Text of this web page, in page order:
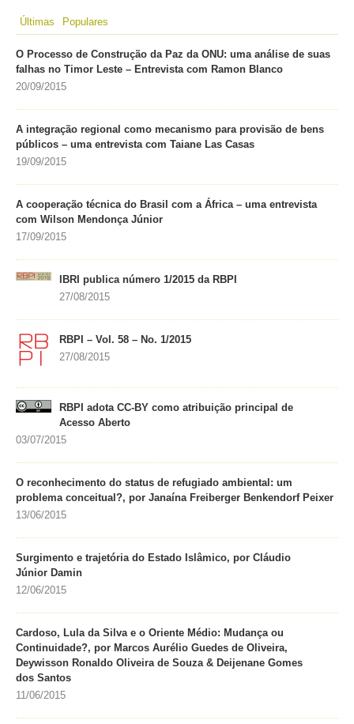
Últimas Populares
O Processo de Construção da Paz da ONU: uma análise de suas
falhas no Timor Leste – Entrevista com Ramon Blanco
20/09/2015
A integração regional como mecanismo para provisão de bens
públicos – uma entrevista com Taiane Las Casas
19/09/2015
A cooperação técnica do Brasil com a África – uma entrevista
com Wilson Mendonça Júnior
17/09/2015
IBRI publica número 1/2015 da RBPI
27/08/2015
RBPI – Vol. 58 – No. 1/2015
27/08/2015
RBPI adota CC-BY como atribuição principal de
Acesso Aberto
03/07/2015
O reconhecimento do status de refugiado ambiental: um
problema conceitual?, por Janaína Freiberger Benkendorf Peixer
13/06/2015
Surgimento e trajetória do Estado Islâmico, por Cláudio
Júnior Damin
12/06/2015
Cardoso, Lula da Silva e o Oriente Médio: Mudança ou
Continuidade?, por Marcos Aurélio Guedes de Oliveira,
Deywisson Ronaldo Oliveira de Souza & Deijenane Gomes
dos Santos
11/06/2015